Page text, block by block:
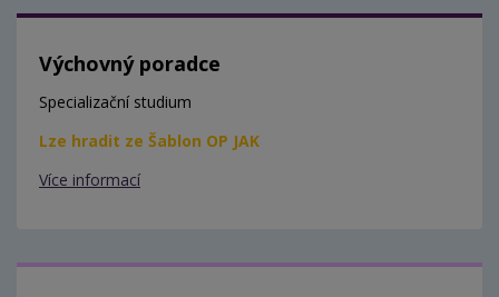
Výchovný poradce
Specializační studium
Lze hradit ze Šablon OP JAK
Více informací